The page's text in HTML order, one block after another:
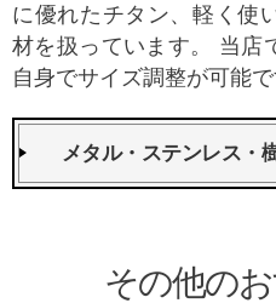
に優れたチタン、軽く使
材を扱っています。 当店
自身でサイズ調整が可能で
メタル・ステンレス・
その他の